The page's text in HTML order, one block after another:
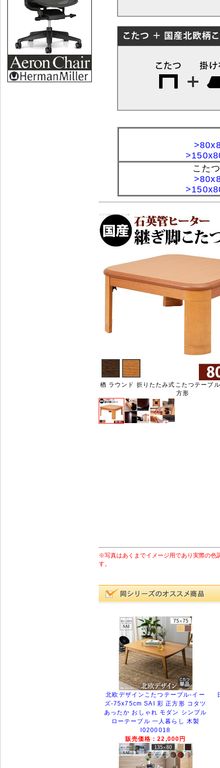
こた
楢 ラウンド 折りたたみ式こたつテーブ
方形
※写真はあくまでイメージ用であり実際の色
す。
北欧デザインこたつテーブル-イー
ズ-75x75cm SAI 彩 正方形 コタツ
あったか おしゃれ モダン シンプル
ローテーブル 一人暮らし 木製
l0200018
販売価格：22,000円